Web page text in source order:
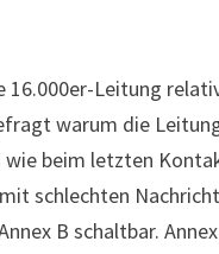
Leitung
warum die
beim letzten
schlechten
B schaltbar.